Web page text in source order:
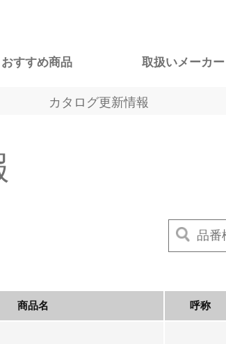
おすすめ商品 取扱いメーカー
カタログ更新情報
商品名 呼称